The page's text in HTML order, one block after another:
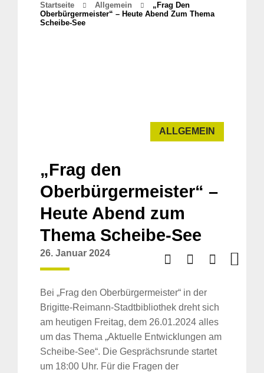
Startseite Allgemein
„Frag Den
Oberbürgermeister“ – Heute Abend Zum Thema
Scheibe-See
ALLGEMEIN
„Frag den
Oberbürgermeister“ –
Heute Abend zum
Thema Scheibe-See
26. Januar 2024
Bei „Frag den Oberbürgermeister“ in der
Brigitte-Reimann-Stadtbibliothek dreht sich
am heutigen Freitag, dem 26.01.2024 alles
um das Thema „Aktuelle Entwicklungen am
Scheibe-See“. Die Gesprächsrunde startet
um 18:00 Uhr. Für die Fragen der